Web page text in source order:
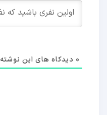
0 دیدکاه های این نوشته